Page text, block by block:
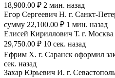
18,900.00 ₽ 2 мин. назад
Егор Сергеевич Н. г. Санкт-
сумму 22,100.00 ₽ 1 мин. назад
Елисей Кириллович Т. г.
29,750.00 ₽ 10 сек. назад
Ефрим Х. г. Саранск оформил
сек. назад
Захар Юрьевич И. г.